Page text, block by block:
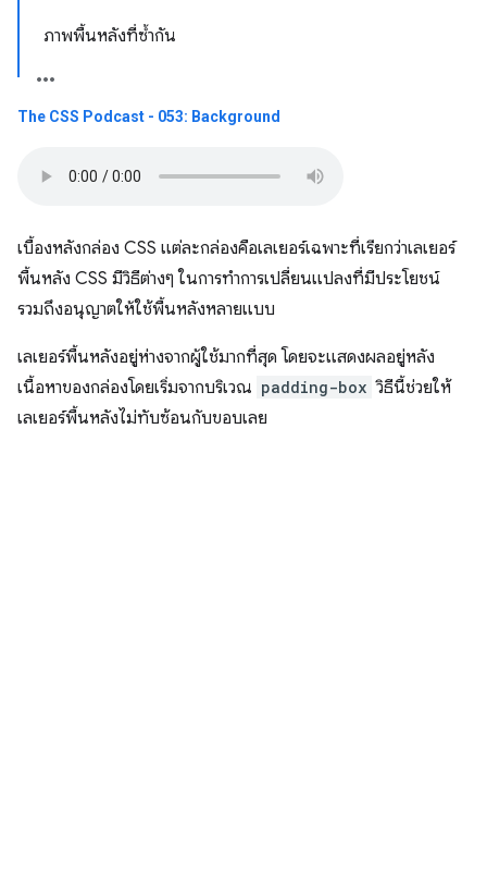
ภาพพื้นหลังที่ซ้ำกัน
The CSS Podcast - 053: Background
เบื้องหลังกล่อง CSS แต่ละกล่องคือเลเยอร์เฉพาะที่เรียกว่าเลเยอร์
พื้นหลัง CSS มีวิธีต่างๆ ในการทําการเปลี่ยนแปลงที่มีประโยชน์
รวมถึงอนุญาตให้ใช้พื้นหลังหลายแบบ
เลเยอร์พื้นหลังอยู่ห่างจากผู้ใช้มากที่สุด โดยจะแสดงผลอยู่หลัง
เนื้อหาของกล่องโดยเริ่มจากบริเวณ padding-box วิธีนี้ช่วยให้
เลเยอร์พื้นหลังไม่ทับซ้อนกับขอบเลย